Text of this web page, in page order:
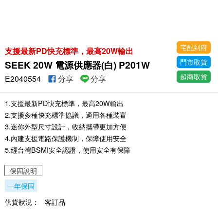
支援最新PD快充標準，最高20W輸出
SEEK 20W 電源供應器(白) P201W
宅配到府
門市取貨
超商取貨
E2040554 分享 分享
1.支援最新PD快充標準，最高20W輸出
2.支援多種快充標準協議，適用各種裝置
3.迷你外型尺寸設計，收納攜帶更加方便
4.內建支援電路保護機制，保障使用安全
5.經台灣BSMI安全認證，使用安全有保障
保固說明
一年保固
供貨狀況：
客訂品